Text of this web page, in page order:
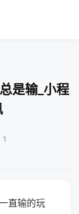
是输_小程
1
直输的玩